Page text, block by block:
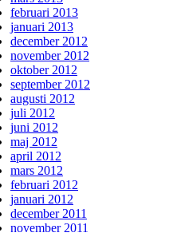
februari 2013
januari 2013
december 2012
november 2012
oktober 2012
september 2012
augusti 2012
juli 2012
juni 2012
maj 2012
april 2012
mars 2012
februari 2012
januari 2012
december 2011
november 2011